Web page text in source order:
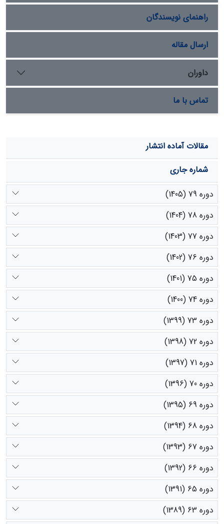
ضعیف نیز باشد. اما تعداد کندو به دلیل کاهش متوسط
هزینه‌ها باعث افزایش سودآوری می‌شود.
راهنمای نویسندگان
ارسال مقاله
داوران
تماس با ما
مقالات آماده انتشار
شماره جاری
دوره 79 (1405)
دوره 78 (1404)
دوره 77 (1403)
دوره 76 (1402)
دوره 75 (1401)
دوره 74 (1400)
دوره 73 (1399)
دوره 72 (1398)
دوره 71 (1397)
دوره 70 (1396)
دوره 69 (1395)
دوره 68 (1394)
دوره 67 (1393)
دوره 66 (1392)
دوره 65 (1391)
دوره 63 (1389)